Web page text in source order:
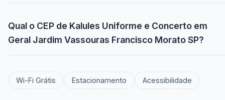
Qual o CEP de Kalules Uniforme e Concerto em
Geral Jardim Vassouras Francisco Morato SP?
Wi-Fi Grátis Estacionamento Acessibilidade